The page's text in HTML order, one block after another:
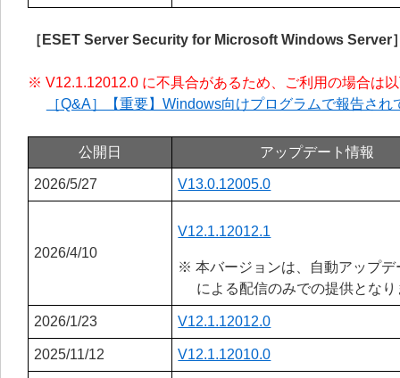
［ESET Server Security for Microsoft Windows Server
※ V12.1.12012.0 に不具合があるため、ご利用の場合は
［Q&A］【重要】Windows向けプログラムで報告さ
公開日 アップデート情報
2026/5/27 V13.0.12005.0
2026/4/10
V12.1.12012.1
※ 本バージョンは、自動アップデ
による配信のみでの提供となり
2026/1/23 V12.1.12012.0
2025/11/12 V12.1.12010.0